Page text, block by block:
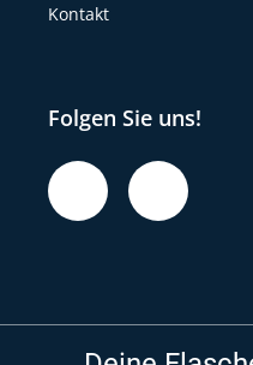
Kontakt
Folgen Sie uns!